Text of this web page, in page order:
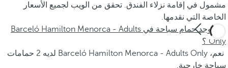
مشمول في إقامة نزلاء الفندق. تحقق من الويب لجميع الأسعار
الخاصة التي نقدمها.
هل يوجد حمام سباحة في Barceló Hamilton Menorca - Adults
Only ؟
نعم، Barceló Hamilton Menorca - Adults Only لديه 2 حمامات
سباحة خارجية.